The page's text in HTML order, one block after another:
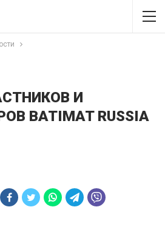
И
BATIMAT RUSSIA